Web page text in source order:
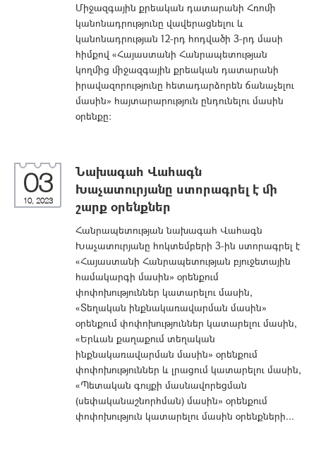
Միջազգային քրեական դատարանի Հռոմի
կանոնադրությունը վավերացնելու և
կանոնադրության 12-րդ հոդվածի 3-րդ մասի
հիմքով «Հայաստանի Հանրապետության
կողմից միջազգային քրեական դատարանի
իրավազորությունը հետադարձորեն ճանաչելու
մասին» հայտարարություն ընդունելու մասին
օրենքը:
03
10, 2023
Նախագահ Վահագն
Խաչատուրյանը ստորագրել է մի
շարք օրենքներ
Հանրապետության նախագահ Վահագն
Խաչատուրյանը հոկտեմբերի 3-ին ստորագրել է
«Հայաստանի Հանրապետության բյուջետային
համակարգի մասին» օրենքում
փոփոխություններ կատարելու մասին,
«Տեղական ինքնակառավարման մասին»
օրենքում փոփոխություններ կատարելու մասին,
«Երևան քաղաքում տեղական
ինքնակառավարման մասին» օրենքում
փոփոխություններ և լրացում կատարելու մասին,
«Պետական գույքի մասնավորեցման
(սեփականաշնորհման) մասին» օրենքում
փոփոխություն կատարելու մասին օրենքների...